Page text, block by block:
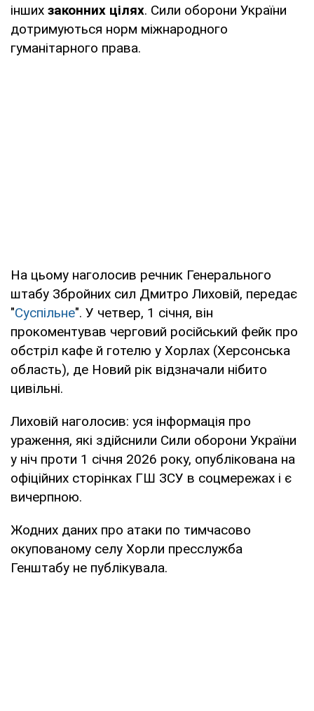
інших законних цілях. Сили оборони України
дотримуються норм міжнародного
гуманітарного права.
На цьому наголосив речник Генерального
штабу Збройних сил Дмитро Лиховій, передає
"Суспільне". У четвер, 1 січня, він
прокоментував черговий російський фейк про
обстріл кафе й готелю у Хорлах (Херсонська
область), де Новий рік відзначали нібито
цивільні.
Лиховій наголосив: уся інформація про
ураження, які здійснили Сили оборони України
у ніч проти 1 січня 2026 року, опублікована на
офіційних сторінках ГШ ЗСУ в соцмережах і є
вичерпною.
Жодних даних про атаки по тимчасово
окупованому селу Хорли пресслужба
Генштабу не публікувала.